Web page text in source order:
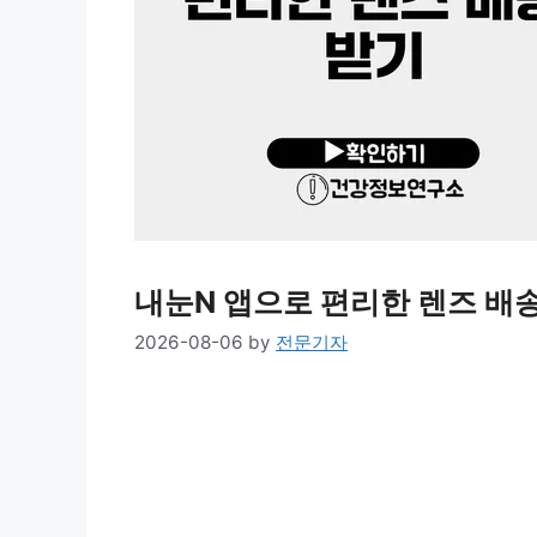
내눈N 앱으로 편리한 렌즈 배
2026-08-06 by 전문기자